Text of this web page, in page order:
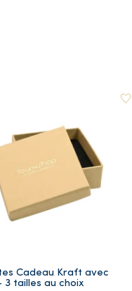
Cadeau Kraft avec
3 tailles au choix